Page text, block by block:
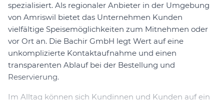
spezialisiert. Als regionaler Anbieter in der Umgebung
von Amriswil bietet das Unternehmen Kunden
vielfältige Speisemöglichkeiten zum Mitnehmen oder
vor Ort an. Die Bachir GmbH legt Wert auf eine
unkomplizierte Kontaktaufnahme und einen
transparenten Ablauf bei der Bestellung und
Reservierung.
Im Alltag können sich Kundinnen und Kunden auf ein